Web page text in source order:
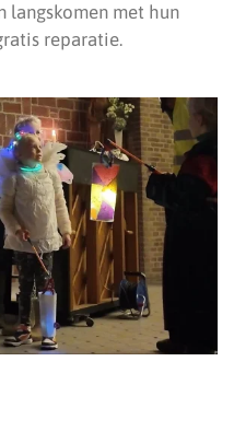
langskomen met hun
reparatie.